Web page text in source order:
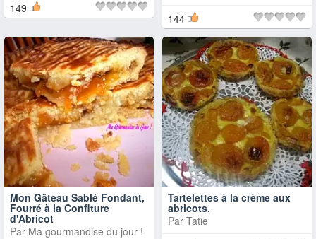
149
144
Mon Gâteau Sablé Fondant,
Fourré à la Confiture
d'Abricot
Par Ma gourmandise du jour !
Tartelettes à la crème aux
abricots.
Par Tatie